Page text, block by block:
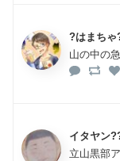
?はまちゃ
山の中の
イタヤン
立山黒部